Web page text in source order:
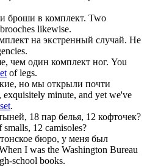
броши в комплект. Two
likewise.
на экстренный случай. He
чем один комплект ног. You
of legs.
но мы открыли почти
exquisitely minute, and yet we've
set.
18 пар белья, 12 кофточек?
smalls, 12 camisoles?
бюро, у меня был
I was the Washington Bureau
school books.